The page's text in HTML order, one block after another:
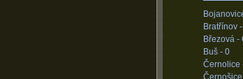
Bratřínov -
Březová -
Buš - 0
Černolice